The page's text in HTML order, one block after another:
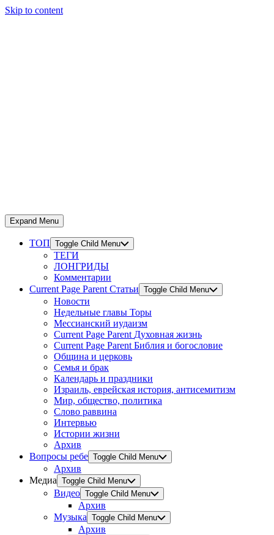
Skip to content
Expand Menu
ТОП Toggle Child Menu
ТЕГИ
ЛОНГРИДЫ
Комментарии
Current Page Parent Статьи Toggle Child Menu
Новости
Недельные главы Торы
Мессианский иудаизм
Current Page Parent Духовная жизнь
Current Page Parent Библия и богословие
Община и церковь
Семья и брак
Календарь и праздники
Израиль, еврейская история, антисемитизм
Мир, общество, политика
Слово раввина
Интервью
Истории жизни
Архив
Вопросы ребе Toggle Child Menu
Архив
Медиа Toggle Child Menu
Видео Toggle Child Menu
Архив
Музыка Toggle Child Menu
Архив